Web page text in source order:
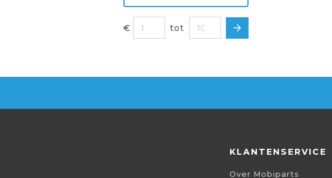
€ tot
KLANTENSERVICE
Over Mobiparts